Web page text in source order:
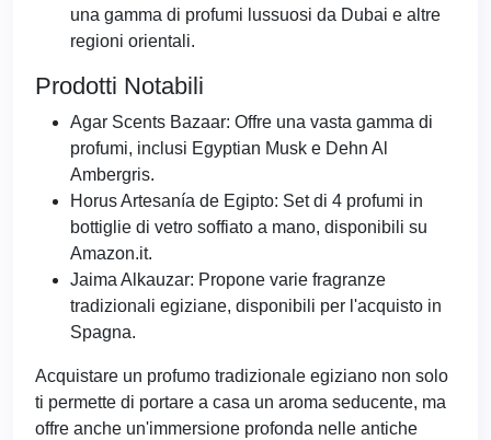
una gamma di profumi lussuosi da Dubai e altre
regioni orientali.
Prodotti Notabili
Agar Scents Bazaar: Offre una vasta gamma di
profumi, inclusi Egyptian Musk e Dehn Al
Ambergris.
Horus Artesanía de Egipto: Set di 4 profumi in
bottiglie di vetro soffiato a mano, disponibili su
Amazon.it.
Jaima Alkauzar: Propone varie fragranze
tradizionali egiziane, disponibili per l'acquisto in
Spagna.
Acquistare un profumo tradizionale egiziano non solo
ti permette di portare a casa un aroma seducente, ma
offre anche un'immersione profonda nelle antiche